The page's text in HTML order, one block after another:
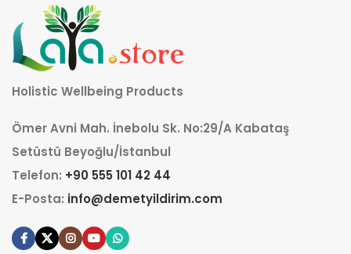
Holistic Wellbeing Products
Ömer Avni Mah. İnebolu Sk. No:29/A Kabataş
Setüstü Beyoğlu/İstanbul
Telefon: +90 555 101 42 44
E-Posta: info@demetyildirim.com